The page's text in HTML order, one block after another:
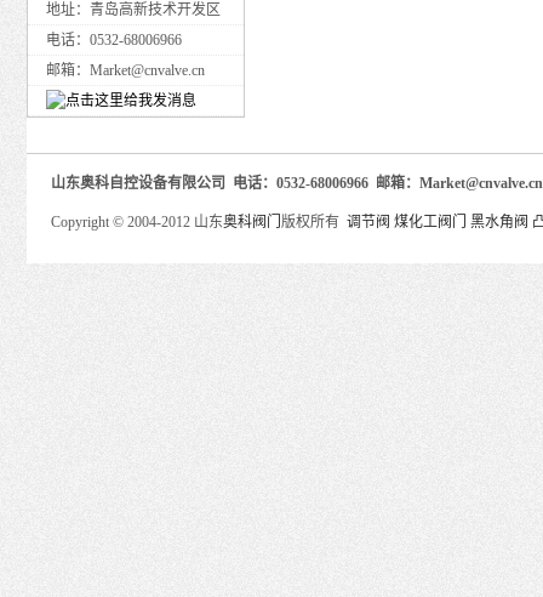
地址：青岛高新技术开发区
电话：0532-68006966
邮箱：Market@cnvalve.cn
山东奥科自控设备有限公司 电话：0532-68006966 邮箱：
Copyright © 2004-2012 山东奥科阀门 版权所有 调节阀 煤化工阀门 黑水角阀